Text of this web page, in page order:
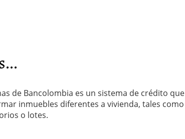
de Bancolombia es un sistema de crédito que
inmuebles diferentes a vivienda, tales como
o lotes.